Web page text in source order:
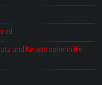
und Katastrophenhilfe